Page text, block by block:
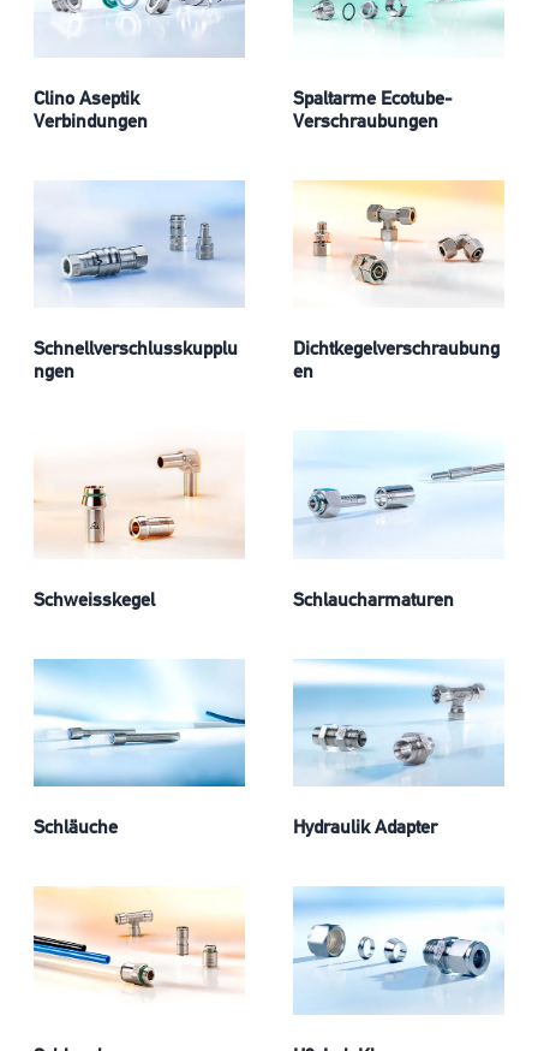
Clino Aseptik
Verbindungen
Spaltarme Ecotube-
Verschraubungen
Schnellverschlusskupplu
ngen
Dichtkegelverschraubung
en
Schweisskegel Schlaucharmaturen
Schläuche Hydraulik Adapter